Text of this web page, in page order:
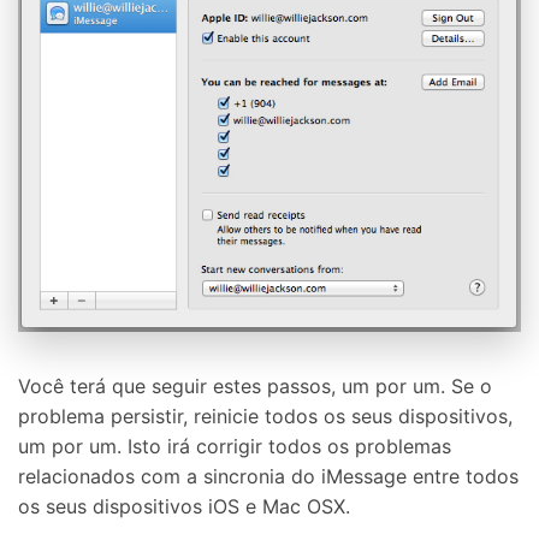
Você terá que seguir estes passos, um por um. Se o
problema persistir, reinicie todos os seus dispositivos,
um por um. Isto irá corrigir todos os problemas
relacionados com a sincronia do iMessage entre todos
os seus dispositivos iOS e Mac OSX.